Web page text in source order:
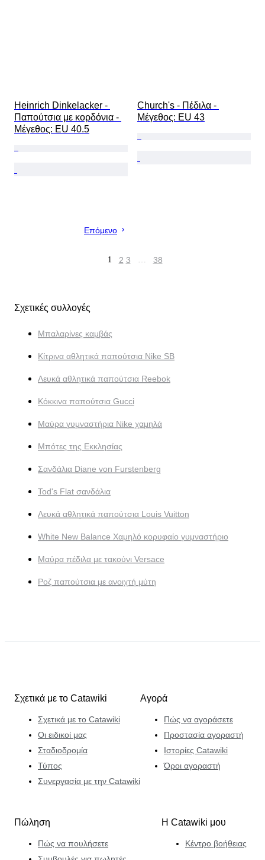
Heinrich Dinkelacker -
Παπούτσια με κορδόνια -
Mέγεθος: EU 40.5
Church's - Πέδιλα -
Mέγεθος: EU 43
Επόμενο
1 2 3 … 38
Σχετικές συλλογές
Μπαλαρίνες καμβάς
Κίτρινα αθλητικά παπούτσια Nike SB
Λευκά αθλητικά παπούτσια Reebok
Κόκκινα παπούτσια Gucci
Μαύρα γυμναστήρια Nike χαμηλά
Μπότες της Εκκλησίας
Σανδάλια Diane von Furstenberg
Tod's Flat σανδάλια
Λευκά αθλητικά παπούτσια Louis Vuitton
White New Balance Χαμηλό κορυφαίο γυμναστήριο
Μαύρα πέδιλα με τακούνι Versace
Ροζ παπούτσια με ανοιχτή μύτη
Σχετικά με το Catawiki
Σχετικά με το Catawiki
Οι ειδικοί μας
Σταδιοδρομία
Τύπος
Συνεργασία με την Catawiki
Αγορά
Πώς να αγοράσετε
Προστασία αγοραστή
Ιστορίες Catawiki
Όροι αγοραστή
Πώληση
Πώς να πουλήσετε
Η Catawiki μου
Κέντρο βοήθειας